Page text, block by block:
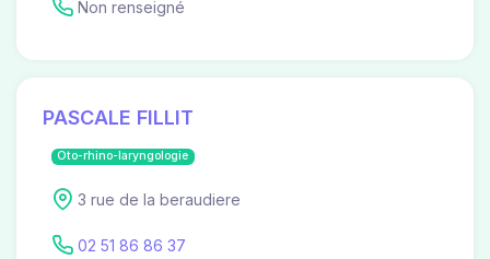
Non renseigné
PASCALE FILLIT
Oto-rhino-laryngologie
3 rue de la beraudiere
02 51 86 86 37